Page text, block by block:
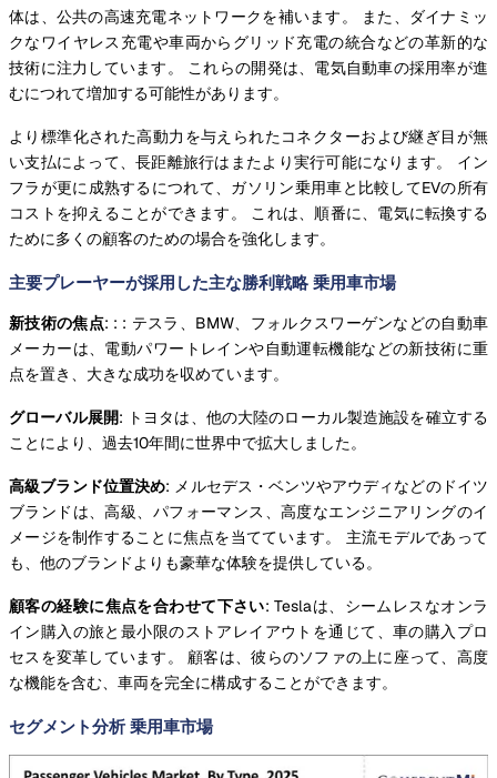
体は、公共の高速充電ネットワークを補います。 また、ダイナミッ
クなワイヤレス充電や車両からグリッド充電の統合などの革新的な
技術に注力しています。 これらの開発は、電気自動車の採用率が進
むにつれて増加する可能性があります。
より標準化された高動力を与えられたコネクターおよび継ぎ目が無
い支払によって、長距離旅行はまたより実行可能になります。 イン
フラが更に成熟するにつれて、ガソリン乗用車と比較してEVの所有
コストを抑えることができます。 これは、順番に、電気に転換する
ために多くの顧客のための場合を強化します。
主要プレーヤーが採用した主な勝利戦略 乗用車市場
新技術の焦点: : : テスラ、BMW、フォルクスワーゲンなどの自動車
メーカーは、電動パワートレインや自動運転機能などの新技術に重
点を置き、大きな成功を収めています。
グローバル展開: トヨタは、他の大陸のローカル製造施設を確立する
ことにより、過去10年間に世界中で拡大しました。
高級ブランド位置決め: メルセデス・ベンツやアウディなどのドイツ
ブランドは、高級、パフォーマンス、高度なエンジニアリングのイ
メージを制作することに焦点を当てています。 主流モデルであって
も、他のブランドよりも豪華な体験を提供している。
顧客の経験に焦点を合わせて下さい: Teslaは、シームレスなオンラ
イン購入の旅と最小限のストアレイアウトを通じて、車の購入プロ
セスを変革しています。 顧客は、彼らのソファの上に座って、高度
な機能を含む、車両を完全に構成することができます。
セグメント分析 乗用車市場